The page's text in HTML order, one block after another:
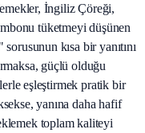
İngiliz Çöreği,
tüketmeyi düşünen
kısa bir yanıtını
güçlü olduğu
eşleştirmek pratik bir
yanına daha hafif
toplam kaliteyi